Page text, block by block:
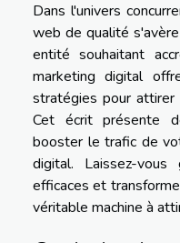
Dans l'univers
web de qualité
entité souhaitant
marketing digital
stratégies pour
Cet écrit présente
booster le trafic de
digital. Laissez-
efficaces et
véritable machine à